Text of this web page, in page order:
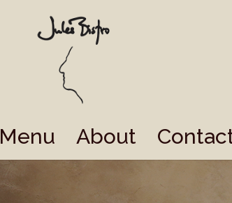
Menu About